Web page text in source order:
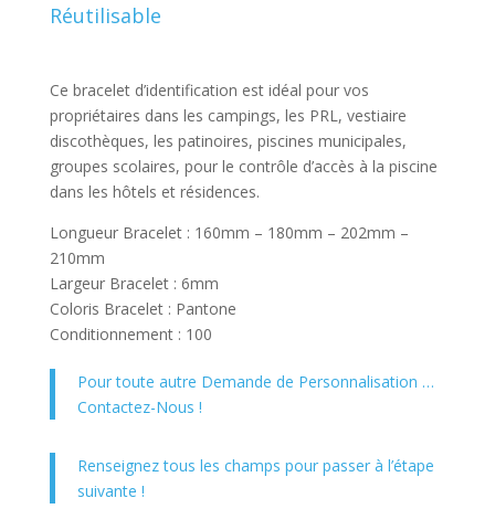
Réutilisable
Ce bracelet d’identification est idéal pour vos
propriétaires dans les campings, les PRL, vestiaire
discothèques, les patinoires, piscines municipales,
groupes scolaires, pour le contrôle d’accès à la piscine
dans les hôtels et résidences.
Longueur Bracelet : 160mm – 180mm – 202mm –
210mm
Largeur Bracelet : 6mm
Coloris Bracelet : Pantone
Conditionnement : 100
Pour toute autre Demande de Personnalisation …
Contactez-Nous !
Renseignez tous les champs pour passer à l’étape
suivante !